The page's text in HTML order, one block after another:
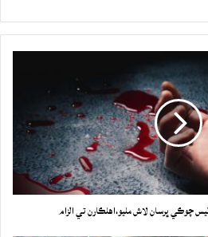
چوڪي ڀرسان لاش مليو،اهلڪارن تي الزام